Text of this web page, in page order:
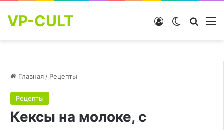
VP-CULT Switch skin
Войти
Главная / Рецепты
Рецепты
Кексы на молоке, с